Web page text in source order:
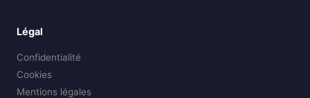
Légal
Confidentialité
Cookies
Mentions légales